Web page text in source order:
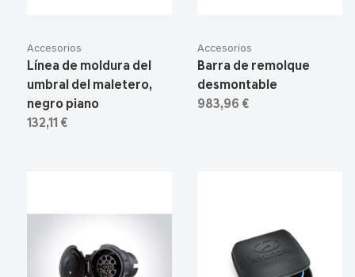
Accesorios
Línea de moldura del
umbral del maletero,
negro piano
132,11 €
Accesorios
Barra de remolque
desmontable
983,96 €